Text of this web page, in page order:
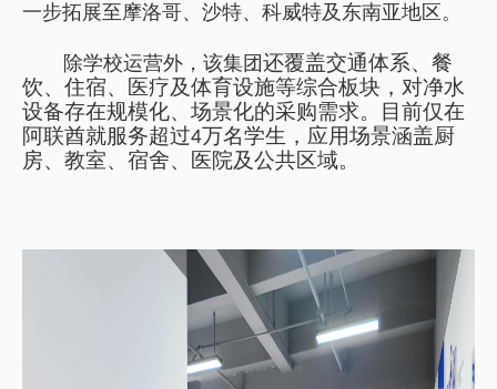
一步拓展至摩洛哥、沙特、科威特及东南亚地区。
除学校运营外，该集团还覆盖交通体系、餐
饮、住宿、医疗及体育设施等综合板块，对净水
设备存在规模化、场景化的采购需求。目前仅在
阿联酋就服务超过4万名学生，应用场景涵盖厨
房、教室、宿舍、医院及公共区域。